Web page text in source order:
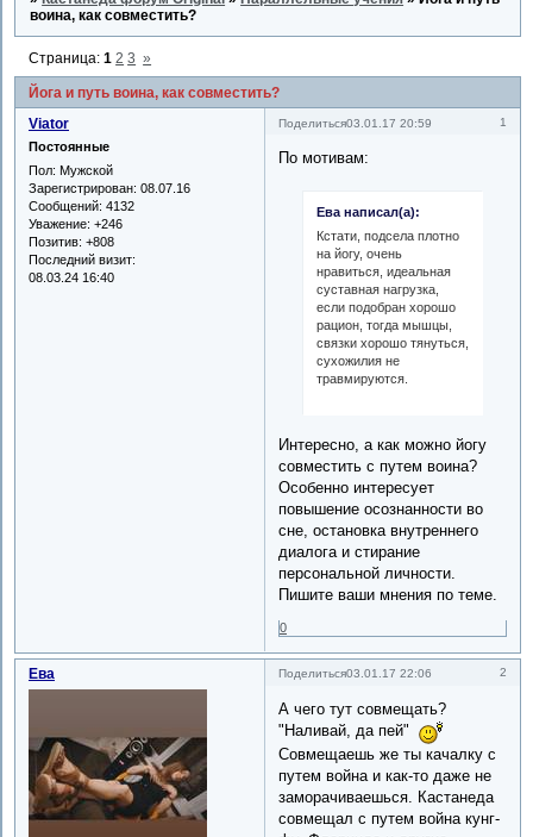
воина, как совместить?
Йога и путь воина, как совместить?
Страница:1 2 3 »
Поделиться 1
03.01.17 20:59
Viator
Постоянные
Пол: Мужской
Зарегистрирован: 08.07.16
Сообщений: 4132
Уважение: +246
Позитив: +808
Последний визит:
08.03.24 16:40
По мотивам:
Ева написал(а):
Кстати, подсела плотно
на йогу, очень
нравиться, идеальная
суставная нагрузка,
если подобран хорошо
рацион, тогда мышцы,
связки хорошо тянуться,
сухожилия не
травмируются.
Интересно, а как можно йогу
совместить с путем воина?
Особенно интересует
повышение осознанности во
сне, остановка внутреннего
диалога и стирание
персональной личности.
Пишите ваши мнения по теме.
0
Поделиться 2
03.01.17 22:06
Ева
А чего тут совмещать?
"Наливай, да пей"
Совмещаешь же ты качалку с
путем война и как-то даже не
заморачиваешься. Кастанеда
совмещал с путем война кунг-